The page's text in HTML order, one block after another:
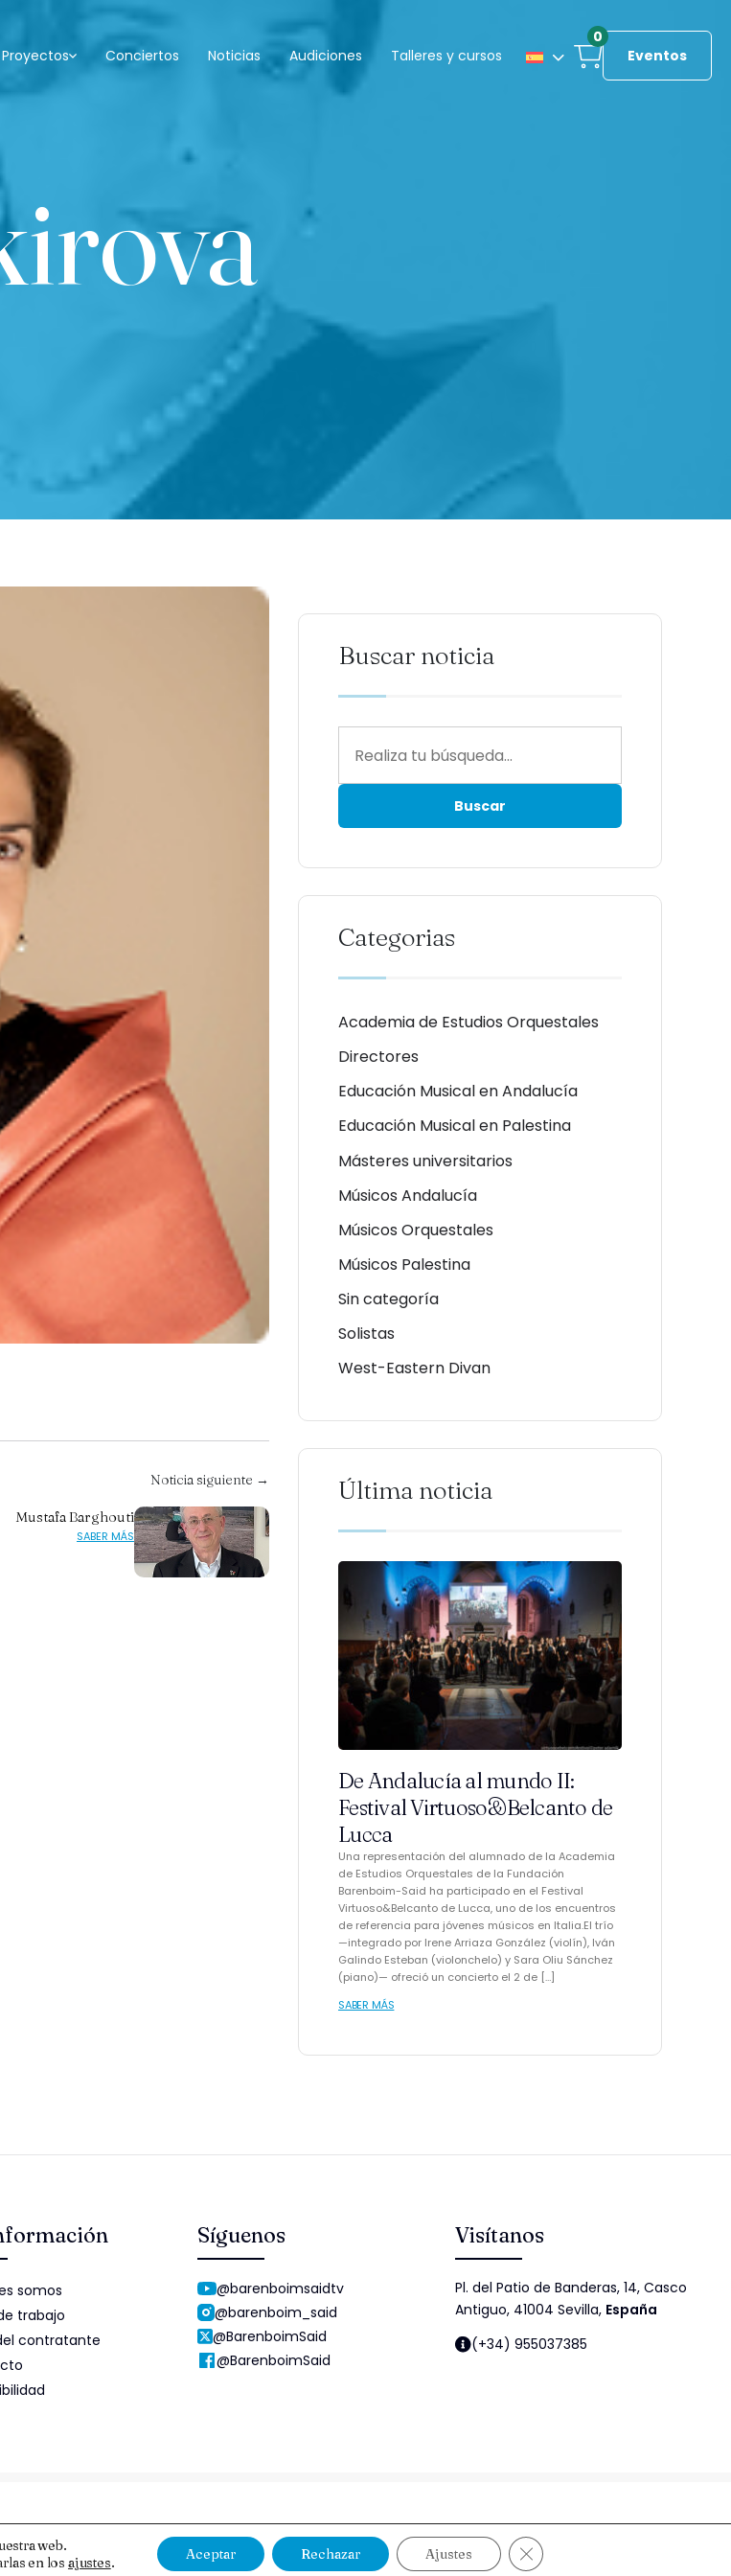
Proyectos Conciertos Noticias Audiciones Talleres y cursos
0
Eventos
Noticia siguiente →
Mustafa Barghouti
SABER MÁS
Buscar noticia
Categorias
Academia de Estudios Orquestales
Directores
Educación Musical en Andalucía
Educación Musical en Palestina
Másteres universitarios
Músicos Andalucía
Músicos Orquestales
Músicos Palestina
Sin categoría
Solistas
West-Eastern Divan
Última noticia
De Andalucía al mundo II:
Festival Virtuoso&Belcanto de
Lucca
Una representación del alumnado de la Academia
de Estudios Orquestales de la Fundación
Barenboim-Said ha participado en el Festival
Virtuoso&Belcanto de Lucca, uno de los encuentros
de referencia para jóvenes músicos en Italia.El trío
—integrado por Irene Arriaza González (violín), Iván
Galindo Esteban (violonchelo) y Sara Oliu Sánchez
(piano)— ofreció un concierto el 2 de […]
SABER MÁS
somos
trabajo
contratante
Síguenos
@barenboimsaidtv
@barenboim_said
@BarenboimSaid
@BarenboimSaid
Visítanos
Pl. del Patio de Banderas, 14, Casco
Antiguo, 41004 Sevilla, España
(+34) 955037385
Esquema Nacional de SeguridadPolítica de cookiesPolítica de Seguridad de la Información
web.
en los ajustes. Aceptar Rechazar Ajustes Cerrar el banner de cookies